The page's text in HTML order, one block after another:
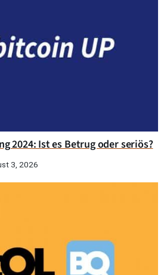
2024: Ist es Betrug oder seriös?
3, 2026